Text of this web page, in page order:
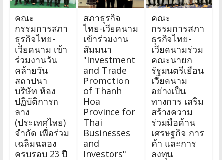
คณะ
กรรมการสภา
ธุรกิจไทย-
เวียดนาม เข้า
ร่วมงานวัน
คล้ายวัน
สถาปนา
บริษัท ห้อง
ปฏิบัติการก
ลาง
(ประเทศไทย)
จำกัด เพื่อร่วม
เฉลิมฉลอง
ครบรอบ 23 ปี
สภาธุรกิจ
ไทย-เวียดนาม
เข้าร่วมงาน
สัมมนา
"Investment
and Trade
Promotion
of Thanh
Hoa
Province for
Thai
Businesses
and
Investors"
คณะ
กรรมการสภา
ธุรกิจไทย-
เวียดนามร่วม
คณะนายก
รัฐมนตรีเยือน
เวียดนาม
อย่างเป็น
ทางการ เสริม
สร้างความ
ร่วมมือด้าน
เศรษฐกิจ การ
ค้า และการ
ลงทุน